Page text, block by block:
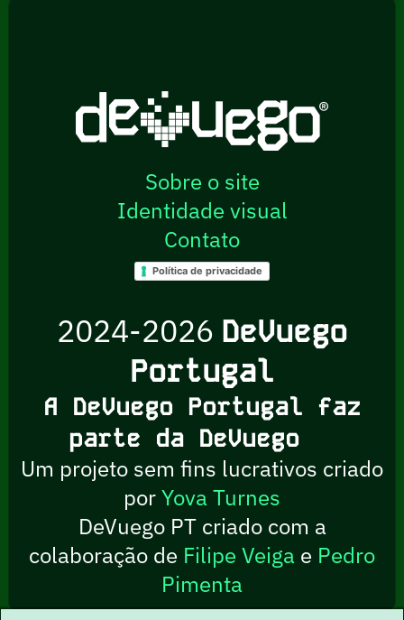
Sobre o site
Identidade visual
Contato
Política de privacidade
2024-2026 DeVuego
Portugal
A DeVuego Portugal faz
parte da DeVuego
Um projeto sem fins lucrativos criado
porYova Turnes
DeVuego PT criado com a
colaboração de Filipe Veiga e Pedro
Pimenta